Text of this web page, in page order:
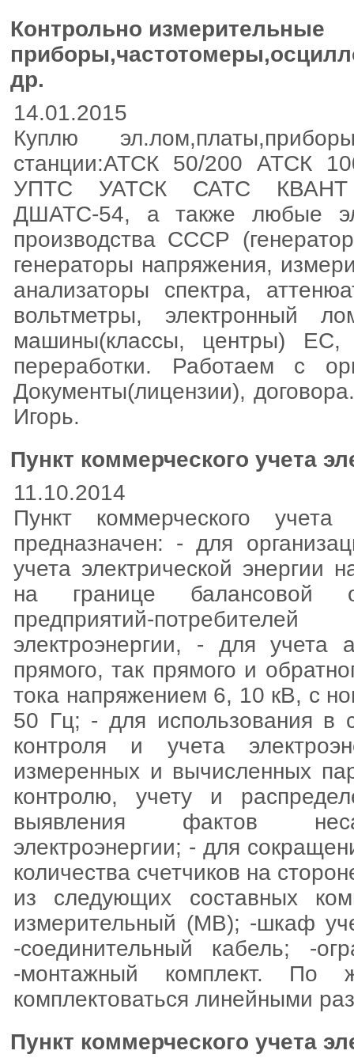
Контрольно измерительные
др.
14.01.2015
Куплю
станции:АТСК 50/200 АТСК
УПТС УАТСК САТС
ДШАТС-54, а также любые
производства СССР
генераторы напряжения,
анализаторы спектра,
вольтметры, электронный
машины(классы, центры)
переработки. Работаем с
Документы(лицензии),
Игорь.
Пункт коммерческого учета
11.10.2014
Пункт коммерческого
предназначен: - для
учета электрической энергии
на границе балансовой
предприятий-
электроэнергии, - для учета
прямого, так прямого и
тока напряжением 6, 10 кВ, с
50 Гц; - для использования в
контроля и учета
измеренных и вычисленных
контролю, учету и
выявления фактов
электроэнергии; - для
количества счетчиков на
из следующих составных
измерительный (МВ); -шкаф
-соединительный кабель; -
-монтажный комплект. По
комплектоваться линейными
Пункт коммерческого учета